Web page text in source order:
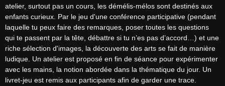
atelier, surtout pas un cours, les démélis-mélos sont destinés aux
enfants curieux. Par le jeu d'une conférence participative (pendant
laquelle tu peux faire des remarques, poser toutes les questions
qui te passent par la tête, débattre si tu n’es pas d’accord…) et une
riche sélection d'images, la découverte des arts se fait de manière
ludique. Un atelier est proposé en fin de séance pour expérimenter
avec les mains, la notion abordée dans la thématique du jour. Un
livret-jeu est remis aux participants afin de garder une trace.